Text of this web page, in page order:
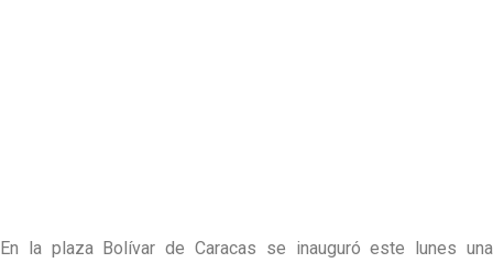
En la plaza Bolívar de Caracas se inauguró este lunes una